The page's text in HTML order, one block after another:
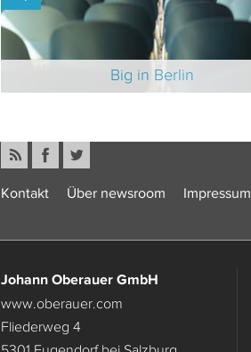
Big in Berlin
Kontakt Über newsroom Impressum
Johann Oberauer GmbH
www.oberauer.com
Fliederweg 4